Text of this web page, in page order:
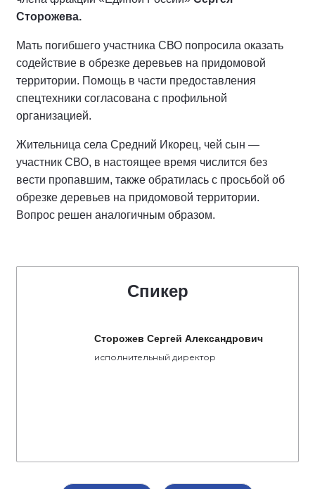
Сторожева.
Мать погибшего участника СВО попросила оказать
содействие в обрезке деревьев на придомовой
территории. Помощь в части предоставления
спецтехники согласована с профильной
организацией.
Жительница села Средний Икорец, чей сын —
участник СВО, в настоящее время числится без
вести пропавшим, также обратилась с просьбой об
обрезке деревьев на придомовой территории.
Вопрос решен аналогичным образом.
Спикер
Сторожев Сергей Александрович
исполнительный директор